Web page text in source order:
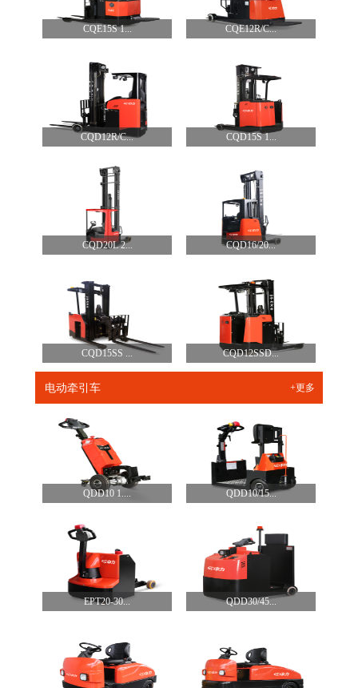
CQE15S 1... CQE12R/C...
CQD12R/C... CQD15S 1...
CQD20L 2... CQD16/20...
CQD15SS ... CQD12SSD...
电动牵引车 +更多
QDD10 1.... QDD10/15...
EPT20-30... QDD30/45...